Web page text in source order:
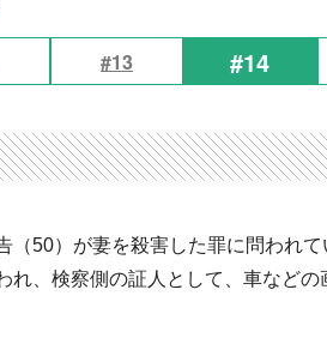
#13 #14
（50）が妻を殺害した罪に問われ
れ、検察側の証人として、車など